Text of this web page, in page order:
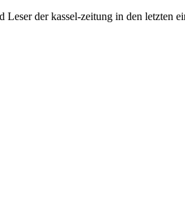
der kassel-zeitung in den letzten